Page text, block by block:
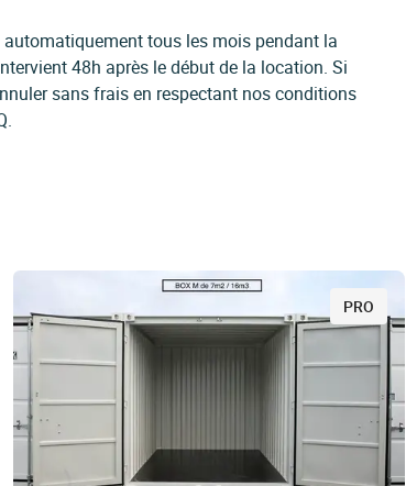
tous les mois pendant la
48h après le début de la location. Si
sans frais en respectant nos conditions
PRO